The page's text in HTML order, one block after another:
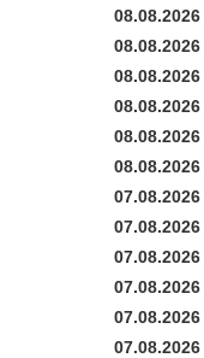
08.08.2026
08.08.2026
08.08.2026
08.08.2026
08.08.2026
08.08.2026
07.08.2026
07.08.2026
07.08.2026
07.08.2026
07.08.2026
07.08.2026